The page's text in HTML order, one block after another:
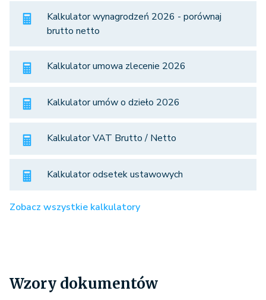
Kalkulator wynagrodzeń 2026 - porównaj
brutto netto
Kalkulator umowa zlecenie 2026
Kalkulator umów o dzieło 2026
Kalkulator VAT Brutto / Netto
Kalkulator odsetek ustawowych
Zobacz wszystkie kalkulatory
Wzory dokumentów